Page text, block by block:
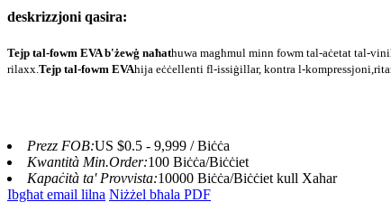
deskrizzjoni qasira:
Tejp tal-fowm EVA b'żewġ naħathuwa magħmul minn fowm tal-aċetat tal-
rilaxx.Tejp tal-fowm EVAhija eċċellenti fl-issiġillar, kontra l-kompressjoni,
Prezz FOB:US $0.5 - 9,999 / Biċċa
Kwantità Min.Order:100 Biċċa/Biċċiet
Kapaċità ta' Provvista:10000 Biċċa/Biċċiet kull Xahar
Ibgħat email lilna Niżżel bħala PDF